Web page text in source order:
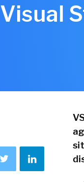
Visual